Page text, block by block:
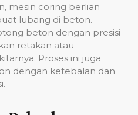
mesin coring berlian
lubang di beton.
beton dengan presisi
retakan atau
Proses ini juga
dengan ketebalan dan